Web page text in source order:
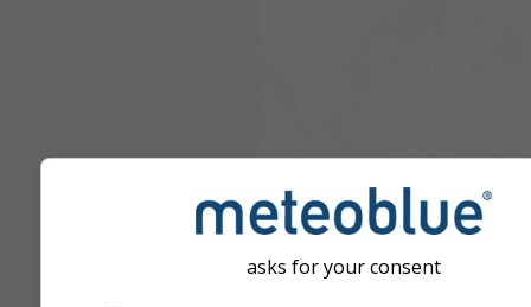
asks for your consent